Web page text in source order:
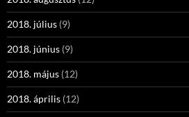
2018. július (9)
2018. június (9)
2018. május (12)
2018. április (12)